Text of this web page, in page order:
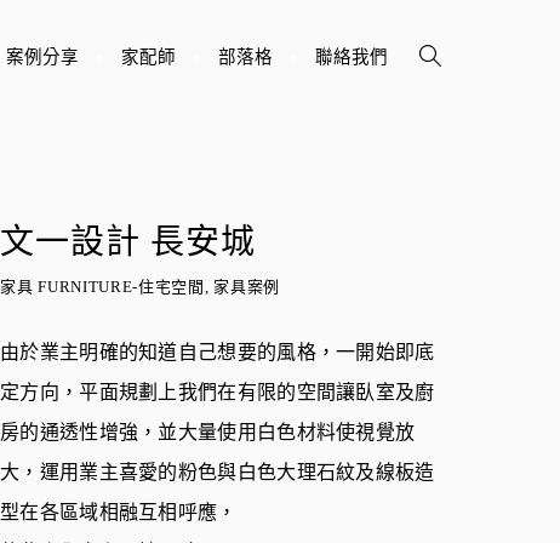
案例分享 家配師 部落格 聯絡我們
文一設計 長安城
家具 FURNITURE-住宅空間, 家具案例
由於業主明確的知道自己想要的風格，一開始即底
定方向，平面規劃上我們在有限的空間讓臥室及廚
房的通透性增強，並大量使用白色材料使視覺放
大，運用業主喜愛的粉色與白色大理石紋及線板造
型在各區域相融互相呼應，